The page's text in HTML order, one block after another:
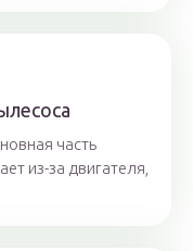
часть
из-за двигателя,